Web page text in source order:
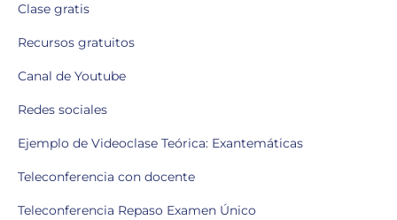
Clase gratis
Recursos gratuitos
Canal de Youtube
Redes sociales
Ejemplo de Videoclase Teórica: Exantemáticas
Teleconferencia con docente
Teleconferencia Repaso Examen Único